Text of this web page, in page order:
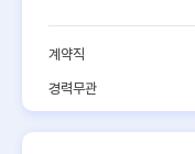
계약직
경력무관